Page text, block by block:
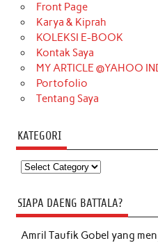
Front Page
Karya & Kiprah
KOLEKSI E-BOOK
Kontak Saya
MY ARTICLE @YAHOO
Portofolio
Tentang Saya
KATEGORI
Kategori
SIAPA DAENG BATTALA?
Amril Taufik Gobelyang